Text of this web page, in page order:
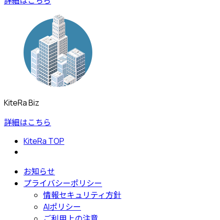
KiteRa Biz
詳細はこちら
KiteRa TOP
お知らせ
プライバシーポリシー
情報セキュリティ方針
AIポリシー